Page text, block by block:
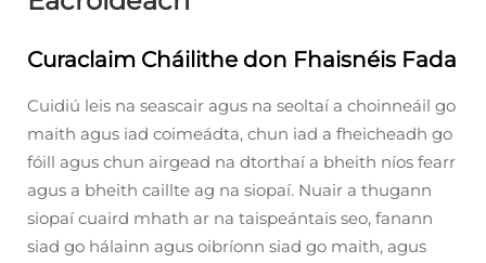
Curaclaim Cháilithe don Fhaisnéis Fada
Cuidiú leis na seascair agus na seoltaí a choinneáil go
maith agus iad coimeádta, chun iad a fheicheadh go
fóill agus chun airgead na dtorthaí a bheith níos fearr
agus a bheith caillte ag na siopaí. Nuair a thugann
siopaí cuaird mhath ar na taispeántais seo, fanann
siad go hálainn agus oibríonn siad go maith, agus